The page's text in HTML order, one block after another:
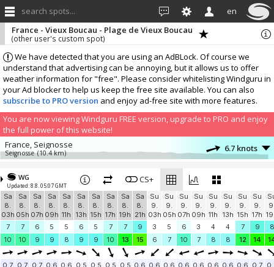
search spots... en
We have detected that you are using an AdBLock. Of course we
understand that advertising can be annoying, but it allows us to offer
weather information for "free". Please consider whitelisting Windguru in
your Ad blocker to help us keep the free site available. You can also
subscribe to PRO version and enjoy ad-free site with more features.
You are now viewing Windguru FREE version, upgrade to PRO and enjoy
the full power of this website!
France - Vieux Boucau - Plage de Vieux Boucau
(other user's custom spot)
France, Seignosse
Seignosse (10.4 km) 6.7 knots
Anglet
Cavaliers (30.8 km)
Socoa - Saint Jean de Luz
Socoa (49 km) 3.3 knots
Add your station...
WG
Updated: 8.8. 05:07 GMT
CS+
Sa
8.
03h
Sa
8.
05h
Sa
8.
07h
Sa
8.
09h
Sa
8.
11h
Sa
8.
13h
Sa
8.
15h
Sa
8.
17h
Sa
8.
19h
Sa
8.
21h
Su
9.
03h
Su
9.
05h
Su
9.
07h
Su
9.
09h
Su
9.
11h
Su
9.
13h
Su
9.
15h
Su
9.
17h
7
7 6 5 5 6 5 7 7 9 3 5 6 3 4 4 7 9
8
10
10 9 9 8 9 9 10 13 15 6 7 10 7 8 8 12 14
0.7 0.7 0.7 0.6 0.6 0.5 0.5 0.5 0.5 0.6 0.6 0.6 0.6 0.6 0.6 0.6 0.6 0.7